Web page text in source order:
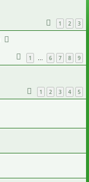
1 2 3
1 … 6 7 8 9
1 2 3 4 5